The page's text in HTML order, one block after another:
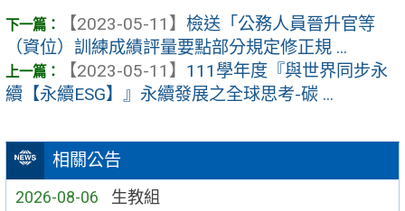
相關公告
2026-08-06 生教組
【2023-05-11】 檢送「公務人員晉升官等
（資位）訓練成績評量要點部分規定修正規 ...
【2023-05-11】 111學年度『與世界同步永
續【永續ESG】』永續發展之全球思考-碳 ...